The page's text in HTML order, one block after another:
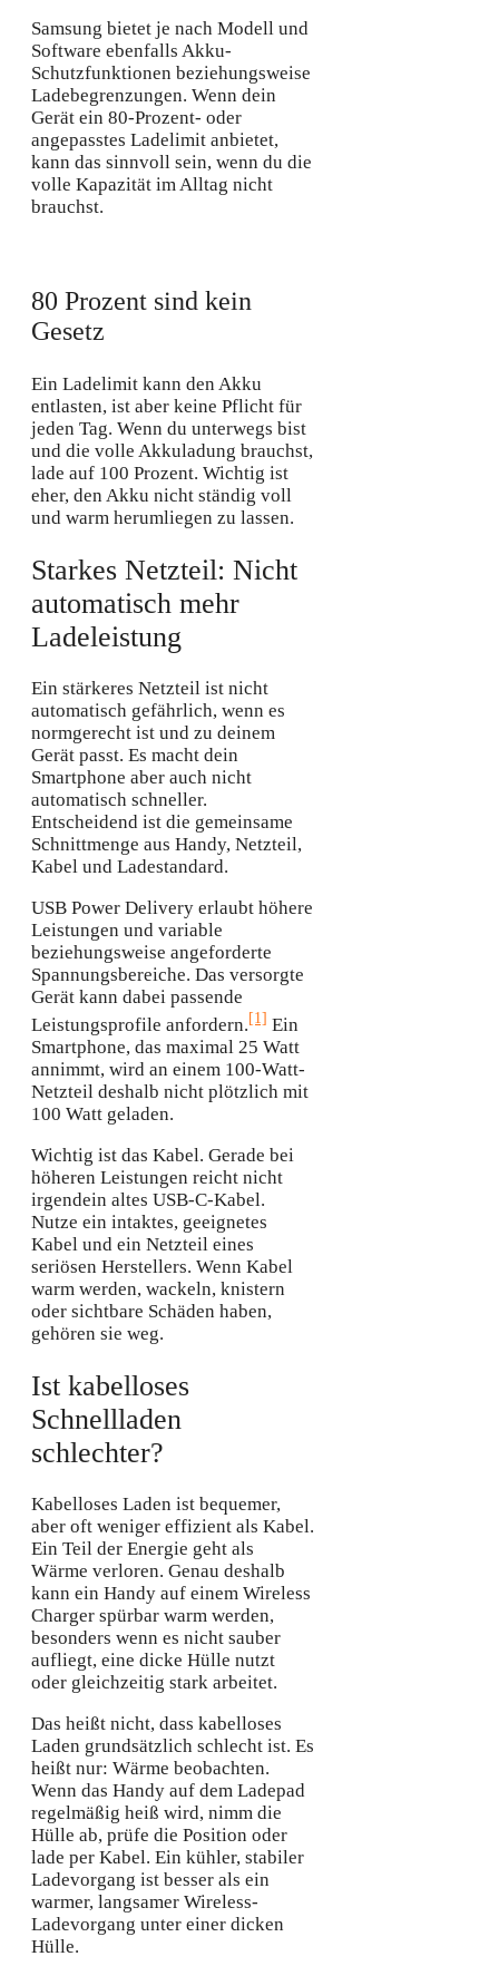
Samsung bietet je nach Modell und
Software ebenfalls Akku-
Schutzfunktionen beziehungsweise
Ladebegrenzungen. Wenn dein
Gerät ein 80-Prozent- oder
angepasstes Ladelimit anbietet,
kann das sinnvoll sein, wenn du die
volle Kapazität im Alltag nicht
brauchst.
80 Prozent sind kein
Gesetz
Ein Ladelimit kann den Akku
entlasten, ist aber keine Pflicht für
jeden Tag. Wenn du unterwegs bist
und die volle Akkuladung brauchst,
lade auf 100 Prozent. Wichtig ist
eher, den Akku nicht ständig voll
und warm herumliegen zu lassen.
Starkes Netzteil: Nicht
automatisch mehr
Ladeleistung
Ein stärkeres Netzteil ist nicht
automatisch gefährlich, wenn es
normgerecht ist und zu deinem
Gerät passt. Es macht dein
Smartphone aber auch nicht
automatisch schneller.
Entscheidend ist die gemeinsame
Schnittmenge aus Handy, Netzteil,
Kabel und Ladestandard.
USB Power Delivery erlaubt höhere
Leistungen und variable
beziehungsweise angeforderte
Spannungsbereiche. Das versorgte
Gerät kann dabei passende
Leistungsprofile anfordern.[1] Ein
Smartphone, das maximal 25 Watt
annimmt, wird an einem 100-Watt-
Netzteil deshalb nicht plötzlich mit
100 Watt geladen.
Wichtig ist das Kabel. Gerade bei
höheren Leistungen reicht nicht
irgendein altes USB-C-Kabel.
Nutze ein intaktes, geeignetes
Kabel und ein Netzteil eines
seriösen Herstellers. Wenn Kabel
warm werden, wackeln, knistern
oder sichtbare Schäden haben,
gehören sie weg.
Ist kabelloses
Schnellladen
schlechter?
Kabelloses Laden ist bequemer,
aber oft weniger effizient als Kabel.
Ein Teil der Energie geht als
Wärme verloren. Genau deshalb
kann ein Handy auf einem Wireless
Charger spürbar warm werden,
besonders wenn es nicht sauber
aufliegt, eine dicke Hülle nutzt
oder gleichzeitig stark arbeitet.
Das heißt nicht, dass kabelloses
Laden grundsätzlich schlecht ist. Es
heißt nur: Wärme beobachten.
Wenn das Handy auf dem Ladepad
regelmäßig heiß wird, nimm die
Hülle ab, prüfe die Position oder
lade per Kabel. Ein kühler, stabiler
Ladevorgang ist besser als ein
warmer, langsamer Wireless-
Ladevorgang unter einer dicken
Hülle.